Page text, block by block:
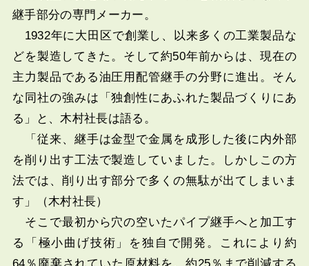
継手部分の専門メーカー。
1932年に大田区で創業し、以来多くの工業製品な
どを製造してきた。そして約50年前からは、現在の
主力製品である油圧用配管継手の分野に進出。そん
な同社の強みは「独創性にあふれた製品づくりにあ
る」と、木村社長は語る。
「従来、継手は金型で金属を成形した後に内外部
を削り出す工法で製造していました。しかしこの方
法では、削り出す部分で多くの無駄が出てしまいま
す」（木村社長）
そこで最初から穴の空いたパイプ継手へと加工す
る「極小曲げ技術」を独自で開発。これにより約